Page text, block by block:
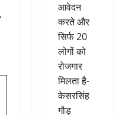
आवेदन
करते और
सिर्फ 20
लोगों को
रोजगार
मिलता है-
केसरसिंह
गौड़